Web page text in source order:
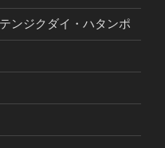
ンジクダイ・ハタンポ